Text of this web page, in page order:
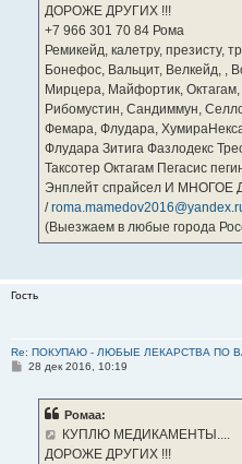
ДОРОЖЕ ДРУГИХ !!!
‪+7 966 301 70 84‬ Рома
Ремикейд, калетру, презисту,
Бонефос, Вальцит, Велкейд, ,
Мирцера, Майфортик, Октагам,
Рибомустин, Сандиммун,
Фемара, Флудара,
Флудара Зитига Фазлодекс
Таксотер Октагам Пегасис
Энплейт спрайсел И
/
(Выезжаем в любые города
Гость
Re: ПОКУПАЮ - ЛЮБЫЕ ЛЕКАРСТВА ПО
С28 дек 2016, 10:19
Ромаа:
КУПЛЮ МЕДИКАМЕНТЫ....
ДОРОЖЕ ДРУГИХ !!!